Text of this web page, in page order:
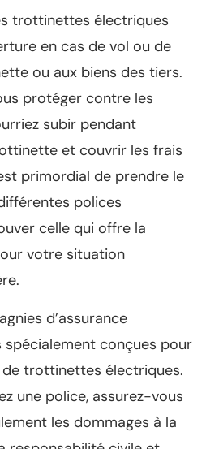
trottinettes électriques
en cas de vol ou de
ou aux biens des tiers.
protéger contre les
subir pendant
et couvrir les frais
primordial de prendre le
polices
celle qui offre la
votre situation
d’assurance
conçues pour
trottinettes électriques.
une police, assurez-vous
les dommages à la